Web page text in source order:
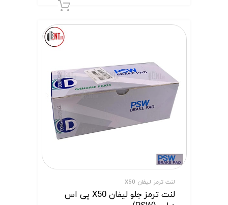
لنت ترمز لیفان X50
لنت ترمز جلو لیفان X50 پی اس